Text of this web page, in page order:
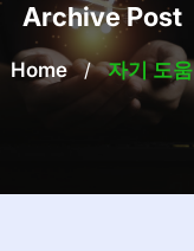
Archive Post
Home / 자기 도움